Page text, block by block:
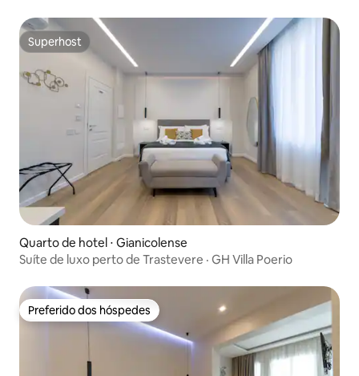
Superhost
Superhost
Quarto de hotel ⋅ Gianicolense
Suíte de luxo perto de Trastevere · GH Villa Poerio
Preferido dos hóspedes
Preferido dos hóspedes